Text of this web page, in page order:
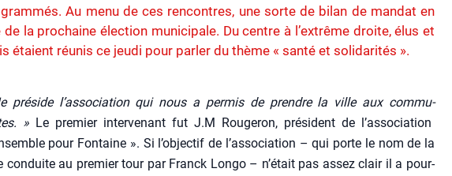
Au menu de ces rencontres, une sorte de bilan de mandat en
de la prochaine élection municipale. Du centre à l’extrême droite, élus et
étaient réunis ce jeudi pour parler du thème « santé et solidarités ».
pré­side l’association qui nous a per­mis de prendre la ville aux com­mu­
» Le pre­mier inter­ve­nant fut J.M Rou­ge­ron, pré­sident de l’association
pour Fon­taine ». Si l’objectif de l’association – qui porte le nom de la
conduite au pre­mier tour par Franck Lon­go – n’était pas assez clair il a pour­